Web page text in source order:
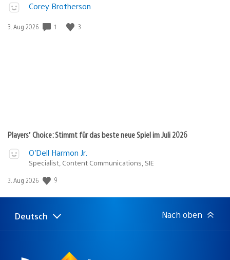
Corey Brotherson
Veröffentlichungsdatum:
3. Aug 2026 1 3
Players’ Choice: Stimmt für das beste neue Spiel im Juli 2026
O’Dell Harmon Jr.
Specialist, Content Communications, SIE
Veröffentlichungsdatum:
3. Aug 2026 9
Select
Aktuelle
Deutsch Nach oben